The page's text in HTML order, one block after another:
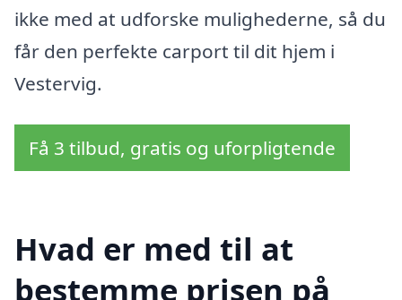
ikke med at udforske mulighederne, så du
får den perfekte carport til dit hjem i
Vestervig.
Få 3 tilbud, gratis og uforpligtende
Hvad er med til at
bestemme prisen på